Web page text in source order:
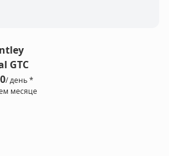
GTC
/ день *
месяце